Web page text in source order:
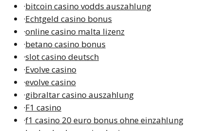
·bitcoin casino vodds auszahlung
·Echtgeld casino bonus
·online casino malta lizenz
·betano casino bonus
·slot casino deutsch
·Evolve casino
·evolve casino
·gibraltar casino auszahlung
·F1 casino
·f1 casino 20 euro bonus ohne einzahlung